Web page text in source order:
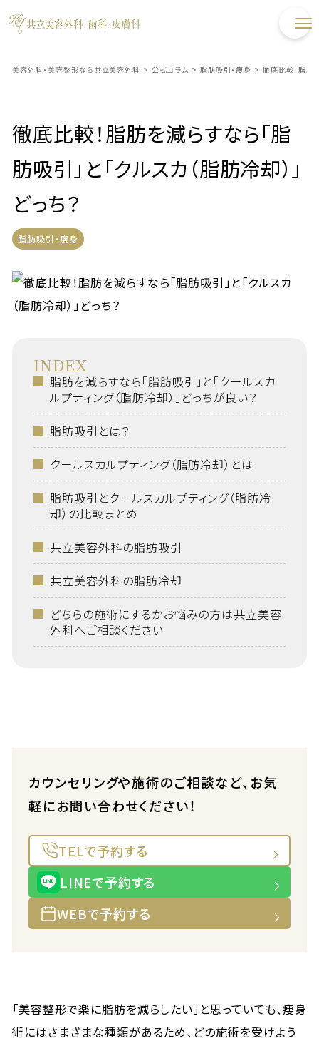
美容外科・美容整形なら共立美容外科 > 公式コラム > 脂肪吸引・痩身 > 徹底比較！脂肪
徹底比較！脂肪を減らすなら「脂
肪吸引」と「クルスカ（脂肪冷却）」
どっち？
脂肪吸引・痩身
INDEX
脂肪を減らすなら「脂肪吸引」と「クールスカ
ルプティング（脂肪冷却）」どっちが良い？
脂肪吸引とは？
クールスカルプティング（脂肪冷却）とは
脂肪吸引とクールスカルプティング（脂肪冷
却）の比較まとめ
共立美容外科の脂肪吸引
共立美容外科の脂肪冷却
どちらの施術にするかお悩みの方は共立美容
外科へご相談ください
カウンセリングや施術のご相談など、お気
軽にお問い合わせください！
TELで予約する
LINEで予約する
WEBで予約する
「美容整形で楽に脂肪を減らしたい」と思っていても、痩身
術にはさまざまな種類があるため、どの施術を受けよう